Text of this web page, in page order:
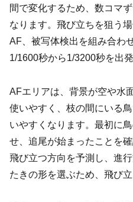
間で変化するため、数コマ
なります。飛び立ちを狙う
AF、被写体検出を組み合わ
1/1600秒から1/3200秒を出
AFエリアは、背景が空や水
使いやすく、枝の間にいる
いやすくなります。最初に
せ、追尾が始まったことを
飛び立つ方向を予測し、進
たきの形を選ぶため、飛び